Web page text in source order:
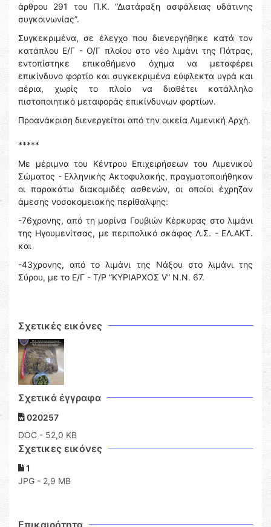
άρθρου 291 του Π.Κ. “Διατάραξη ασφάλειας υδάτινης
συγκοινωνίας”.
Συγκεκριμένα, σε έλεγχο που διενεργήθηκε κατά τον
κατάπλου Ε/Γ - Ο/Γ πλοίου στο νέο λιμάνι της Πάτρας,
εντοπίστηκε επικαθήμενο όχημα να μεταφέρει
επικίνδυνο φορτίο και συγκεκριμένα εύφλεκτα υγρά και
αέρια, χωρίς το πλοίο να διαθέτει κατάλληλο
πιστοποιητικό μεταφοράς επικίνδυνων φορτίων.
Προανάκριση διενεργείται από την οικεία Λιμενική Αρχή.
*****
Με μέριμνα του Κέντρου Επιχειρήσεων του Λιμενικού
Σώματος - Ελληνικής Ακτοφυλακής, πραγματοποιήθηκαν
οι παρακάτω διακομιδές ασθενών, οι οποίοι έχρηζαν
άμεσης νοσοκομειακής περίθαλψης:
-76χρονης, από τη μαρίνα Γουβιών Κέρκυρας στο λιμάνι
της Ηγουμενίτσας, με περιπολικό σκάφος Λ.Σ. - ΕΛ.ΑΚΤ.
και
-43χρονης, από το λιμάνι της Νάξου στο λιμάνι της
Σύρου, με το Ε/Γ - Τ/Ρ “ΚΥΡΙΑΡΧΟΣ V” N.N. 67.
Σχετικές εικόνες
Σχετικά έγγραφα
020257
DOC - 52,0 KB
Σχετικες εικόνες
1
JPG - 2,9 MB